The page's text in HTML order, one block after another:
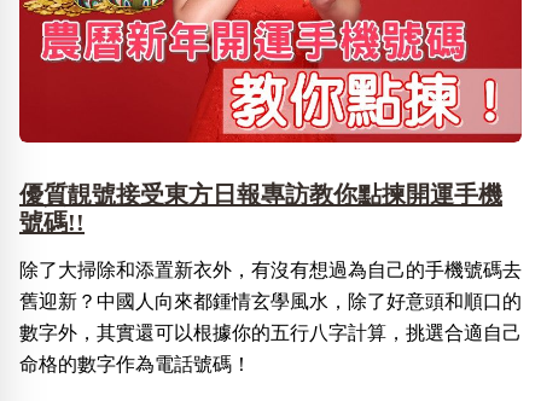
優質靚號接受東方日報專訪教你點揀開運手機
號碼!!
除了大掃除和添置新衣外，有沒有想過為自己的手機號碼去
舊迎新？中國人向來都鍾情玄學風水，除了好意頭和順口的
數字外，其實還可以根據你的五行八字計算，挑選合適自己
命格的數字作為電話號碼！